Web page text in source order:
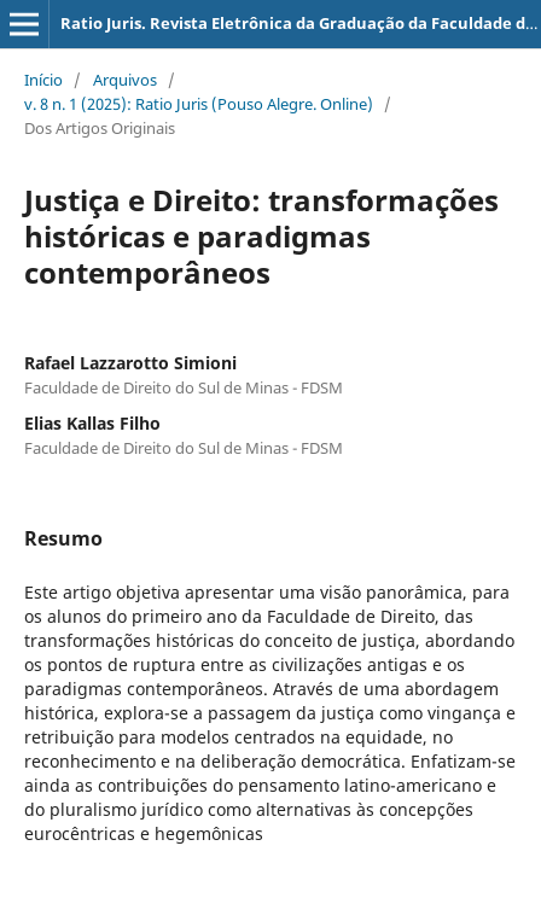
Ratio Juris. Revista Eletrônica da Graduação da Faculdade de Direito do Sul de Minas
Início / Arquivos /
v. 8 n. 1 (2025): Ratio Juris (Pouso Alegre. Online)
/
Dos Artigos Originais
Justiça e Direito: transformações
históricas e paradigmas
contemporâneos
Rafael Lazzarotto Simioni
Faculdade de Direito do Sul de Minas - FDSM
Elias Kallas Filho
Faculdade de Direito do Sul de Minas - FDSM
Resumo
Este artigo objetiva apresentar uma visão panorâmica, para
os alunos do primeiro ano da Faculdade de Direito, das
transformações históricas do conceito de justiça, abordando
os pontos de ruptura entre as civilizações antigas e os
paradigmas contemporâneos. Através de uma abordagem
histórica, explora-se a passagem da justiça como vingança e
retribuição para modelos centrados na equidade, no
reconhecimento e na deliberação democrática. Enfatizam-se
ainda as contribuições do pensamento latino-americano e
do pluralismo jurídico como alternativas às concepções
eurocêntricas e hegemônicas